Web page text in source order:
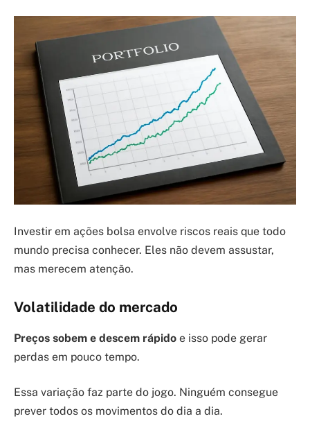
Investir em ações bolsa envolve riscos reais que todo
mundo precisa conhecer. Eles não devem assustar,
mas merecem atenção.
Volatilidade do mercado
Preços sobem e descem rápido e isso pode gerar
perdas em pouco tempo.
Essa variação faz parte do jogo. Ninguém consegue
prever todos os movimentos do dia a dia.